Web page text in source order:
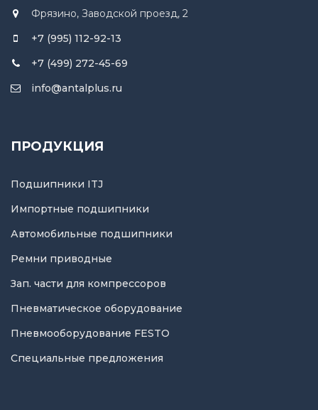
Фрязино, Заводской проезд, 2
+7 (995) 112-92-13
+7 (499) 272-45-69
info@antalplus.ru
ПРОДУКЦИЯ
Подшипники ITJ
Импортные подшипники
Автомобильные подшипники
Ремни приводные
Зап. части для компрессоров
Пневматическое оборудование
Пневмооборудование FESTO
Специальные предложения